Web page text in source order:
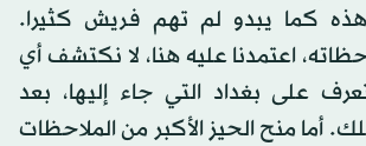
هذه كما يبدو لم تهم فريش كثيرا.
اعتمدنا عليه هنا، لا نكتشف أي
على بغداد التي جاء إليها، بعد
أما منح الحيز الأكبر من الملاحظات